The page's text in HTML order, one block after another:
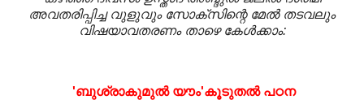
അവതരിപ്പിച്ച വുളുവും സോക്സിന്റെ മേൽ തടവലും
വിഷയാവതരണം താഴെ കേൾക്കാം:
'ബുശ്രാകുമുല്‍ യൗം'കൂടുതൽ പഠന